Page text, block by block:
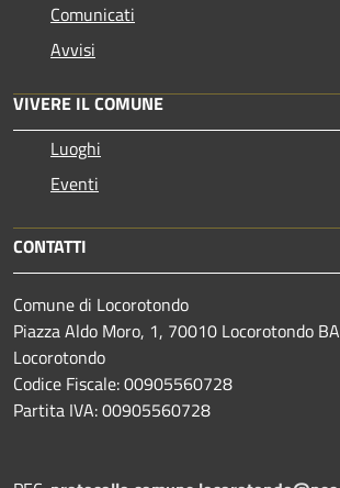
Comunicati
Avvisi
VIVERE IL COMUNE
Luoghi
Eventi
CONTATTI
Comune di Locorotondo
Piazza Aldo Moro, 1, 70010 Locorotondo
Locorotondo
Codice Fiscale: 00905560728
Partita IVA: 00905560728